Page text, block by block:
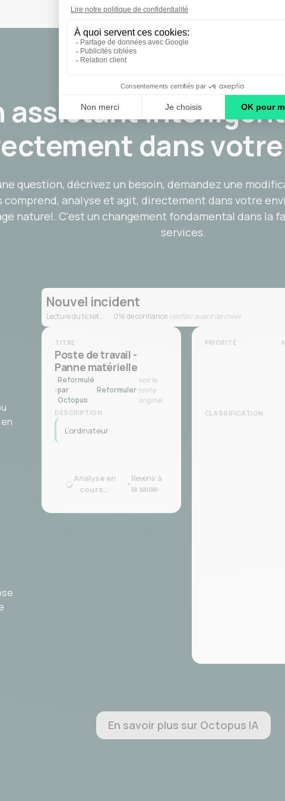
assistant
dans
question, décrivez un besoin, demandez une
comprend, analyse et agit, directement dans votre
naturel. C'est un changement fondamental dans la
services.
Nouvel incident
Lecture du ticket…· 0% de confiance·vérifiez avant de créer
TITRE
Poste de travail -
Panne matérielle
Reformulé
par
Octopus
·Reformuler·
voir le
texte
original
DESCRIPTION
L'ordinateur portable du
cours…
la saisie
PRIORITÉ
CLASSIFICATION
En savoir plus sur Octopus IA